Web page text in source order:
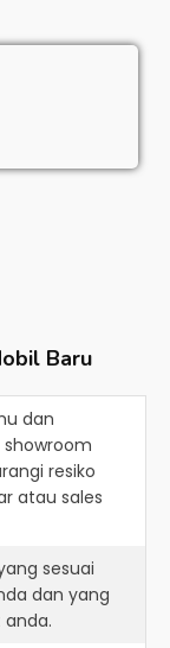
Baru
dan
resiko
atau sales
sesuai
dan yang